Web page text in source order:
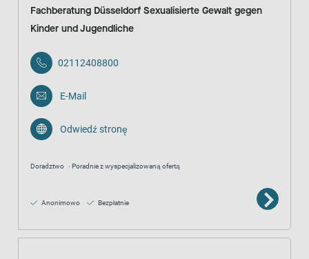
Fachberatung Düsseldorf Sexualisierte Gewalt gegen
Kinder und Jugendliche
02112408800
E-Mail
Odwiedź stronę
Doradztwo Poradnie z wyspecjalizowaną ofertą
Anonimowo Bezpłatnie